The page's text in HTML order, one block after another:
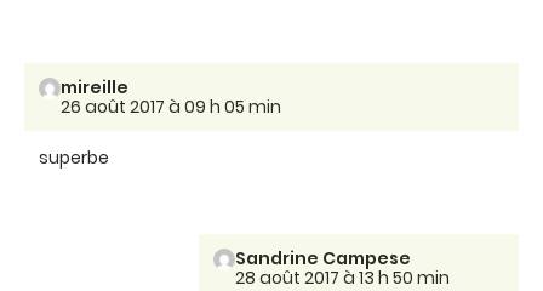
mireille
26 août 2017 à 09 h 05 min
superbe
Sandrine Campese
28 août 2017 à 13 h 50 min